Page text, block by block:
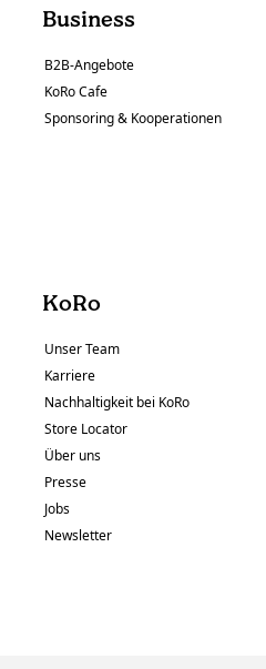
Business
B2B-Angebote
KoRo Cafe
Sponsoring & Kooperationen
KoRo
Unser Team
Karriere
Nachhaltigkeit bei KoRo
Store Locator
Über uns
Presse
Jobs
Newsletter